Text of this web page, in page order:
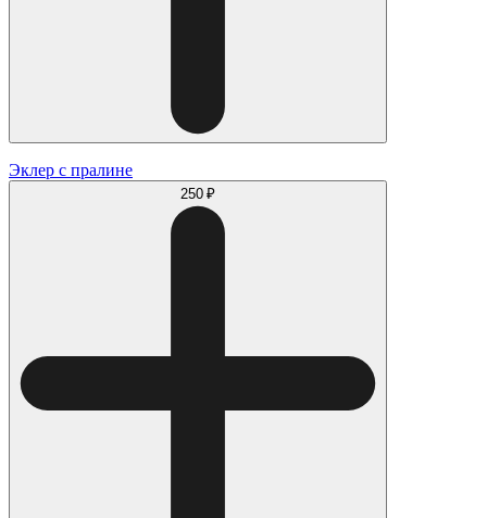
Эклер с пралине
250 ₽